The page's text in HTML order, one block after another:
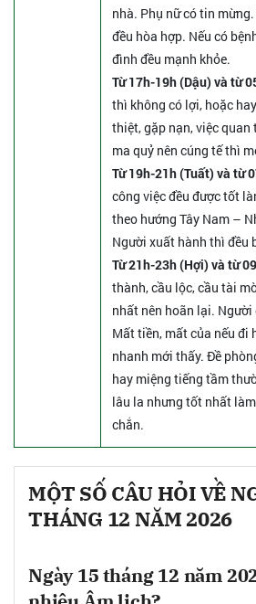
nhà. Phụ nữ có tin
đều hòa hợp. Nếu có
đình đều mạnh khỏe.
Từ 17h-19h (Dậu) và từ
thì không có lợi, hoặc
thiệt, gặp nạn, việc
ma quỷ nên cúng tế thì
Từ 19h-21h (Tuất) và từ
công việc đều được tốt
theo hướng Tây Nam –
Người xuất hành thì đều
Từ 21h-23h (Hợi) và từ
thành, cầu lộc, cầu tài
nhất nên hoãn lại. Người
Mất tiền, mất của nếu đi
nhanh mới thấy. Đề
hay miệng tiếng tầm
lâu la nhưng tốt nhất
chắn.
MỘT SỐ CÂU HỎI VỀ
THÁNG 12 NĂM 2026
Ngày 15 tháng 12 năm